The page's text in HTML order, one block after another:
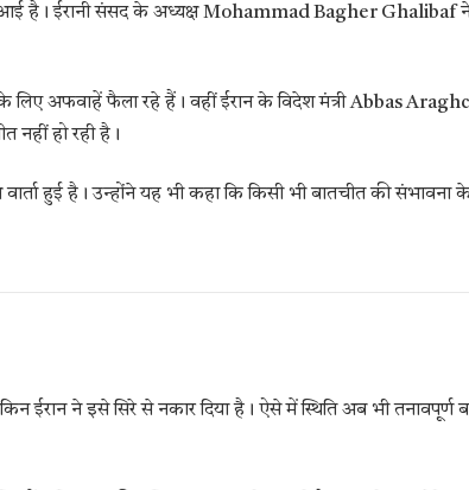
आई है। ईरानी संसद के अध्यक्ष Mohammad Bagher Ghalibaf ने
लिए अफवाहें फैला रहे हैं। वहीं ईरान के विदेश मंत्री Abbas
नहीं हो रही है।
हुई है। उन्होंने यह भी कहा कि किसी भी बातचीत की संभावना
ईरान ने इसे सिरे से नकार दिया है। ऐसे में स्थिति अब भी तनावपूर्ण